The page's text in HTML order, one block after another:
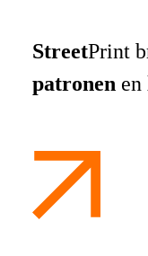
StreetPrint
patronen en